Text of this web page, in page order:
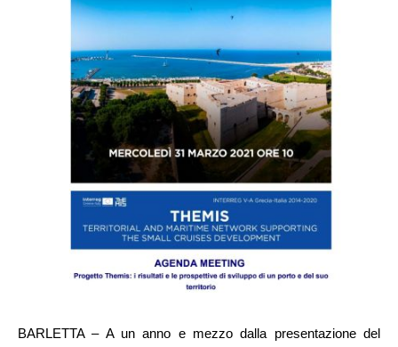
BARLETTA – A un anno e mezzo dalla presentazione del